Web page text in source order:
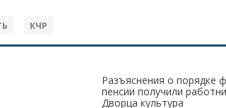
КЧР
Разъяснения о порядке
пенсии получили
Дворца культура